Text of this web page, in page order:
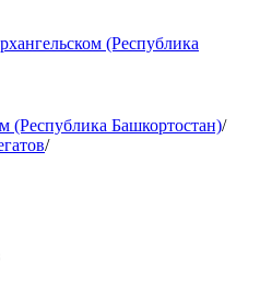
(Республика
(Республика Башкортостан)/
/